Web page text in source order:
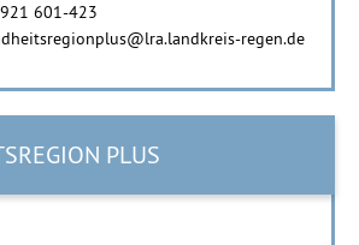
601-423
regen.de
PLUS